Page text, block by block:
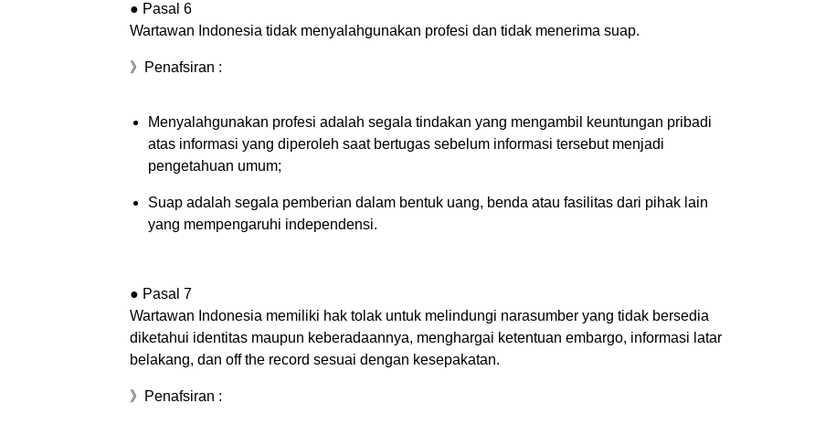
● Pasal 6
Wartawan Indonesia tidak menyalahgunakan profesi dan tidak menerima suap.
》Penafsiran :
Menyalahgunakan profesi adalah segala tindakan yang mengambil keuntungan pribadi
atas informasi yang diperoleh saat bertugas sebelum informasi tersebut menjadi
pengetahuan umum;
Suap adalah segala pemberian dalam bentuk uang, benda atau fasilitas dari pihak lain
yang mempengaruhi independensi.
● Pasal 7
Wartawan Indonesia memiliki hak tolak untuk melindungi narasumber yang tidak bersedia
diketahui identitas maupun keberadaannya, menghargai ketentuan embargo, informasi latar
belakang, dan off the record sesuai dengan kesepakatan.
》Penafsiran :